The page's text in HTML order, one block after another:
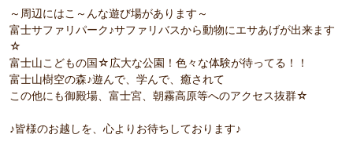
～周辺にはこ～んな遊び場があります～
富士サファリパーク♪サファリバスから動物にエサあげが出来ます
☆
富士山こどもの国☆広大な公園！色々な体験が待ってる！！
富士山樹空の森♪遊んで、学んで、癒されて
この他にも御殿場、富士宮、朝霧高原等へのアクセス抜群☆
♪皆様のお越しを、心よりお待ちしております♪